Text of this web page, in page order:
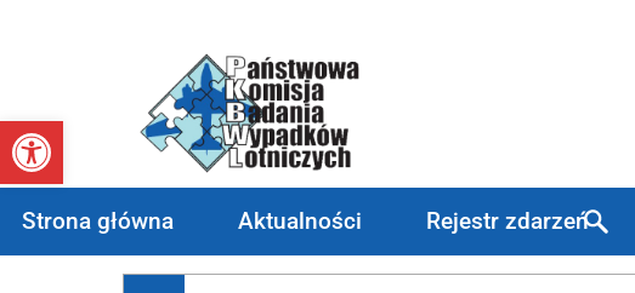
Otwórz pasek narzędzi
Strona główna Aktualności Rejestr zdarzeń